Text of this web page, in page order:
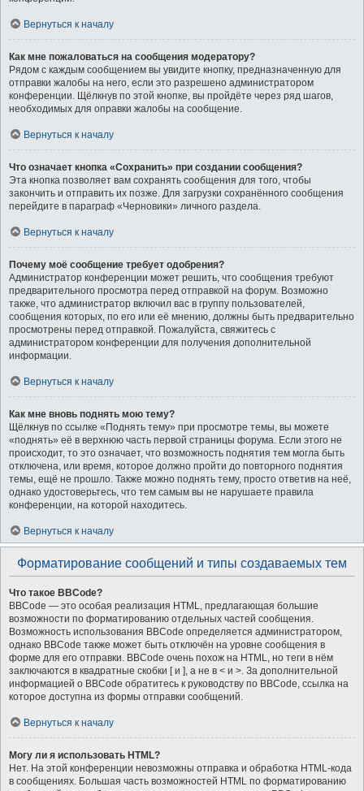
Вернуться к началу
Как мне пожаловаться на сообщения модератору?
Рядом с каждым сообщением вы увидите кнопку, предназначенную для
отправки жалобы на него, если это разрешено администратором
конференции. Щёлкнув по этой кнопке, вы пройдёте через ряд шагов,
необходимых для оправки жалобы на сообщение.
Вернуться к началу
Что означает кнопка «Сохранить» при создании сообщения?
Эта кнопка позволяет вам сохранять сообщения для того, чтобы
закончить и отправить их позже. Для загрузки сохранённого сообщения
перейдите в параграф «Черновики» личного раздела.
Вернуться к началу
Почему моё сообщение требует одобрения?
Администратор конференции может решить, что сообщения требуют
предварительного просмотра перед отправкой на форум. Возможно
также, что администратор включил вас в группу пользователей,
сообщения которых, по его или её мнению, должны быть предварительно
просмотрены перед отправкой. Пожалуйста, свяжитесь с
администратором конференции для получения дополнительной
информации.
Вернуться к началу
Как мне вновь поднять мою тему?
Щёлкнув по ссылке «Поднять тему» при просмотре темы, вы можете
«поднять» её в верхнюю часть первой страницы форума. Если этого не
происходит, то это означает, что возможность поднятия тем могла быть
отключена, или время, которое должно пройти до повторного поднятия
темы, ещё не прошло. Также можно поднять тему, просто ответив на неё,
однако удостоверьтесь, что тем самым вы не нарушаете правила
конференции, на которой находитесь.
Вернуться к началу
Форматирование сообщений и типы создаваемых тем
Что такое BBCode?
BBCode — это особая реализация HTML, предлагающая большие
возможности по форматированию отдельных частей сообщения.
Возможность использования BBCode определяется администратором,
однако BBCode также может быть отключён на уровне сообщения в
форме для его отправки. BBCode очень похож на HTML, но теги в нём
заключаются в квадратные скобки [ и ], а не в < и >. За дополнительной
информацией о BBCode обратитесь к руководству по BBCode, ссылка на
которое доступна из формы отправки сообщений.
Вернуться к началу
Могу ли я использовать HTML?
Нет. На этой конференции невозможны отправка и обработка HTML-кода
в сообщениях. Большая часть возможностей HTML по форматированию